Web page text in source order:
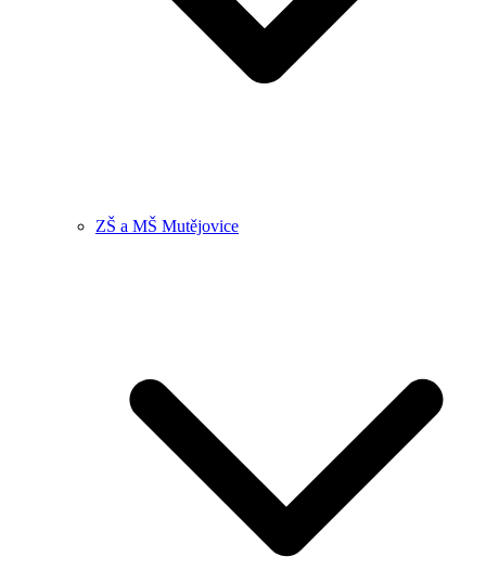
ZŠ a MŠ Mutějovice